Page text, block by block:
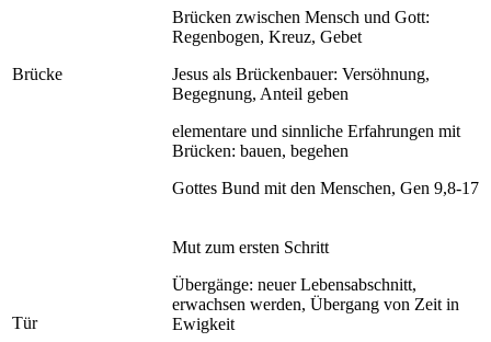
Brücke
Brücken zwischen Mensch und Gott:
Regenbogen, Kreuz, Gebet
Jesus als Brückenbauer: Versöhnung,
Begegnung, Anteil geben
elementare und sinnliche Erfahrungen mit
Brücken: bauen, begehen
Gottes Bund mit den Menschen, Gen 9,8-17
Tür
Mut zum ersten Schritt
Übergänge: neuer Lebensabschnitt,
erwachsen werden, Übergang von Zeit in
Ewigkeit